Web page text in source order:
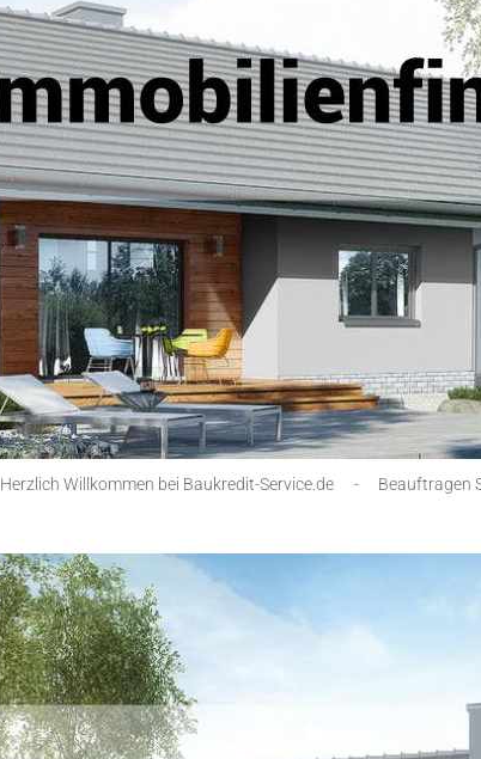
Herzlich Willkommen bei Baukredit-Service.de - Beauftragen